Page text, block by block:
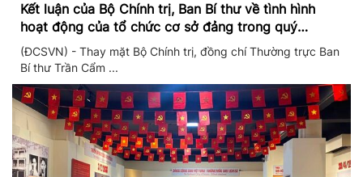
Kết luận của Bộ Chính trị, Ban Bí thư về tình hình
hoạt động của tổ chức cơ sở đảng trong quý
II/2026
(ĐCSVN) - Thay mặt Bộ Chính trị, đồng chí Thường trực Ban
Bí thư Trần Cẩm ...